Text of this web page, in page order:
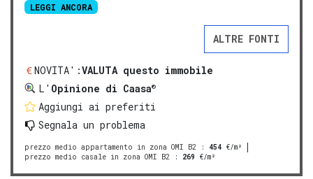
LEGGI ANCORA
ALTRE FONTI
NOVITA':VALUTA questo immobile
L' Opinione di Caasa®
Aggiungi ai preferiti
Segnala un problema
prezzo medio appartamento in zona OMI B2 : 454 €/m²
prezzo medio casale in zona OMI B2 : 269 €/m²